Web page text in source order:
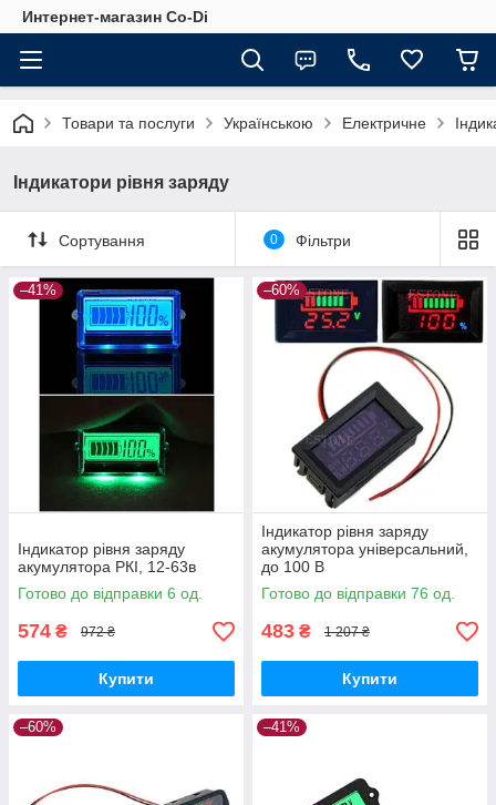
Интернет-магазин Co-Di
Товари та послуги Українською Електричне
Індикатори рівня заряду
Сортування 0 Фільтри
–41%
Індикатор рівня заряду
акумулятора РКІ, 12-63в
Готово до відправки 6 од.
574 ₴ 972 ₴
Купити
–60%
Індикатор рівня заряду
акумулятора універсальний,
до 100 В
Готово до відправки 76 од.
483 ₴ 1 207 ₴
Купити
–60% –41%